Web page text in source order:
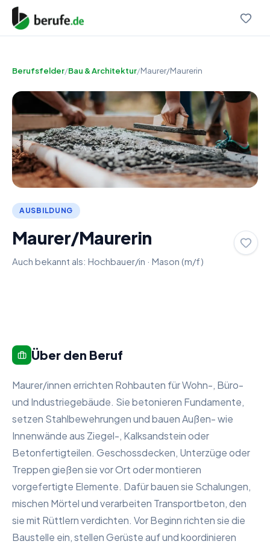
Berufsfelder/Bau & Architektur/Maurer/Maurerin
AUSBILDUNG
Maurer/Maurerin
Auch bekannt als: Hochbauer/in · Mason (m/f)
Über den Beruf
Maurer/innen errichten Rohbauten für Wohn-, Büro-
und Industriegebäude. Sie betonieren Fundamente,
setzen Stahlbewehrungen und bauen Außen- wie
Innenwände aus Ziegel-, Kalksandstein oder
Betonfertigteilen. Geschossdecken, Unterzüge oder
Treppen gießen sie vor Ort oder montieren
vorgefertigte Elemente. Dafür bauen sie Schalungen,
mischen Mörtel und verarbeiten Transportbeton, den
sie mit Rüttlern verdichten. Vor Beginn richten sie die
Baustelle ein, stellen Gerüste auf und koordinieren